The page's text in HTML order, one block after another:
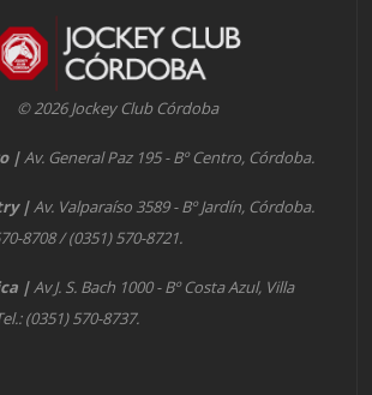
© 2026 Jockey Club Córdoba
|Av. General Paz 195 - Bº Centro, Córdoba.
|Av. Valparaíso 3589 - Bº Jardín, Córdoba.
8708 / (0351) 570-8721.
|Av J. S. Bach 1000 - Bº Costa Azul, Villa
(0351) 570-8737.